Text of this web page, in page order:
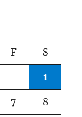
F S
1
7 8